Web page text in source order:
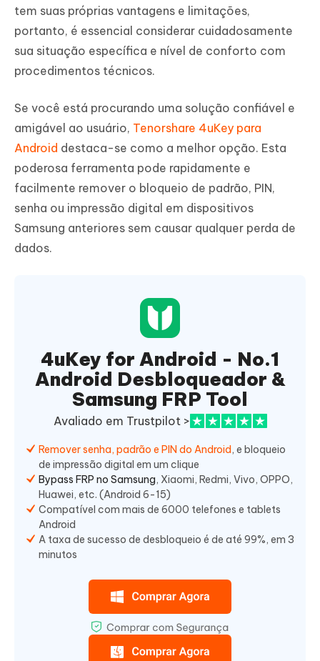
tem suas próprias vantagens e limitações,
portanto, é essencial considerar cuidadosamente
sua situação específica e nível de conforto com
procedimentos técnicos.
Se você está procurando uma solução confiável e
amigável ao usuário, Tenorshare 4uKey para
Android destaca-se como a melhor opção. Esta
poderosa ferramenta pode rapidamente e
facilmente remover o bloqueio de padrão, PIN,
senha ou impressão digital em dispositivos
Samsung anteriores sem causar qualquer perda de
dados.
4uKey for Android - No.1
Android Desbloqueador &
Samsung FRP Tool
Avaliado em Trustpilot >
Remover senha, padrão e PIN do Android, e bloqueio
de impressão digital em um clique
Bypass FRP no Samsung, Xiaomi, Redmi, Vivo, OPPO,
Huawei, etc. (Android 6-15)
Compatível com mais de 6000 telefones e tablets
Android
A taxa de sucesso de desbloqueio é de até 99%, em 3
minutos